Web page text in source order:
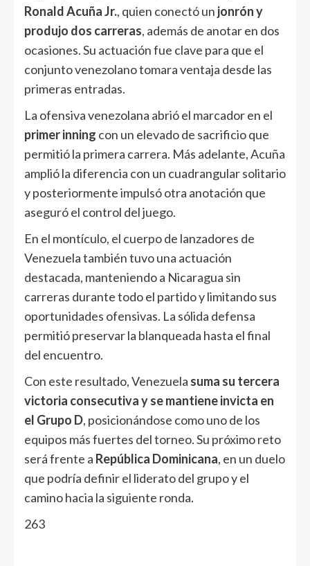
Ronald Acuña Jr., quien conectó un jonrón y
produjo dos carreras, además de anotar en dos
ocasiones. Su actuación fue clave para que el
conjunto venezolano tomara ventaja desde las
primeras entradas.
La ofensiva venezolana abrió el marcador en el
primer inning con un elevado de sacrificio que
permitió la primera carrera. Más adelante, Acuña
amplió la diferencia con un cuadrangular solitario
y posteriormente impulsó otra anotación que
aseguró el control del juego.
En el montículo, el cuerpo de lanzadores de
Venezuela también tuvo una actuación
destacada, manteniendo a Nicaragua sin
carreras durante todo el partido y limitando sus
oportunidades ofensivas. La sólida defensa
permitió preservar la blanqueada hasta el final
del encuentro.
Con este resultado, Venezuela suma su tercera
victoria consecutiva y se mantiene invicta en
el Grupo D, posicionándose como uno de los
equipos más fuertes del torneo. Su próximo reto
será frente a República Dominicana, en un duelo
que podría definir el liderato del grupo y el
camino hacia la siguiente ronda.
263